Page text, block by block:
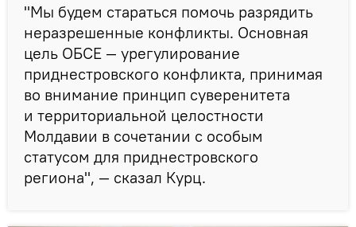
"Мы будем стараться помочь разрядить
неразрешенные конфликты. Основная
цель ОБСЕ — урегулирование
приднестровского конфликта, принимая
во внимание принцип суверенитета
и территориальной целостности
Молдавии в сочетании с особым
статусом для приднестровского
региона", — сказал Курц.